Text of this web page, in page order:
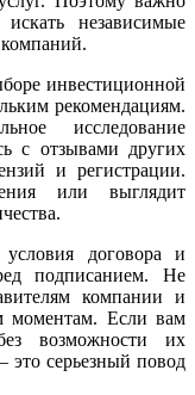
независимые
инвестиционной
рекомендациям.
исследование
с отзывами других
и регистрации.
или выглядит
договора и
подписанием. Не
компании и
моментам. Если вам
возможности их
это серьезный повод